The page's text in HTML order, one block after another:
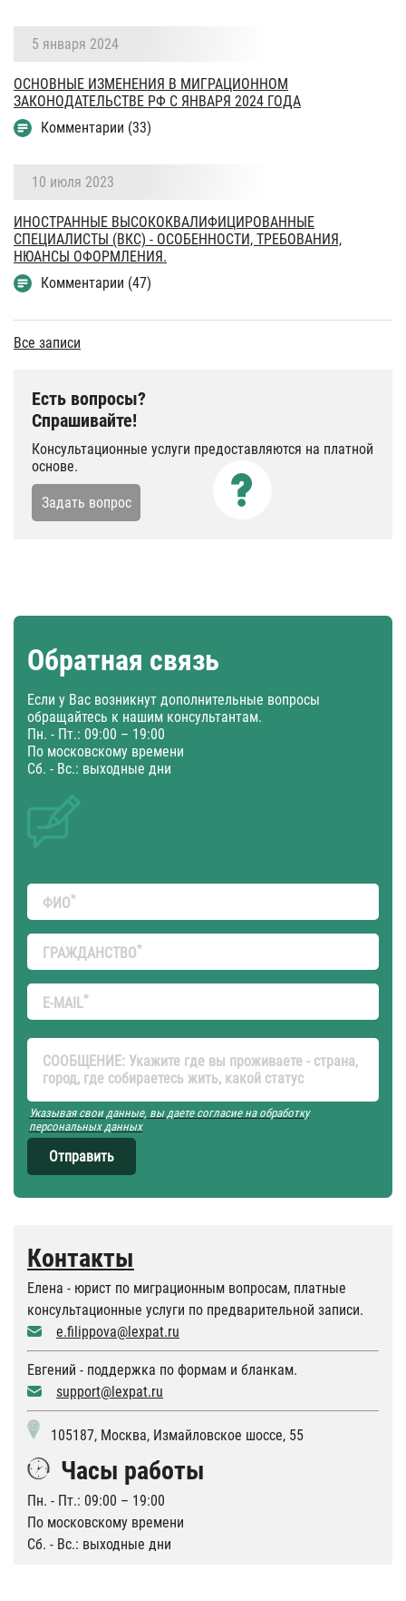
5 января 2024
ОСНОВНЫЕ ИЗМЕНЕНИЯ В МИГРАЦИОННОМ
ЗАКОНОДАТЕЛЬСТВЕ РФ С ЯНВАРЯ 2024 ГОДА
Комментарии (33)
10 июля 2023
ИНОСТРАННЫЕ ВЫСОКОКВАЛИФИЦИРОВАННЫЕ
СПЕЦИАЛИСТЫ (ВКС) - ОСОБЕННОСТИ, ТРЕБОВАНИЯ,
НЮАНСЫ ОФОРМЛЕНИЯ.
Комментарии (47)
Все записи
Есть вопросы?
Спрашивайте!
Консультационные услуги предоставляются на платной
основе.
Задать вопрос
Обратная связь
Если у Вас возникнут дополнительные вопросы
обращайтесь к нашим консультантам.
Пн. - Пт.: 09:00 – 19:00
По московскому времени
Сб. - Вс.: выходные дни
ФИО*
ГРАЖДАНСТВО*
E-MAIL*
СООБЩЕНИЕ: Укажите где вы проживаете - страна,
город, где собираетесь жить, какой статус
Указывая свои данные, вы даете согласие на обработку
персональных данных
Отправить
Контакты
Елена - юрист по миграционным вопросам, платные
консультационные услуги по предварительной записи.
e.filippova@lexpat.ru
Евгений - поддержка по формам и бланкам.
support@lexpat.ru
105187, Москва, Измайловское шоссе, 55
Часы работы
Пн. - Пт.: 09:00 – 19:00
По московскому времени
Сб. - Вс.: выходные дни